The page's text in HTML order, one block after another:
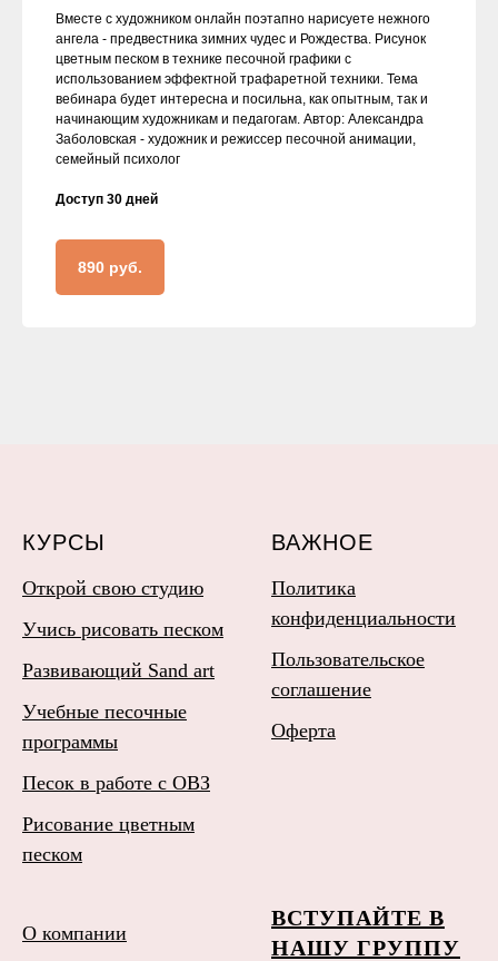
Вместе с художником онлайн поэтапно нарисуете нежного
ангела - предвестника зимних чудес и Рождества. Рисунок
цветным песком в технике песочной графики с
использованием эффектной трафаретной техники. Тема
вебинара будет интересна и посильна, как опытным, так и
начинающим художникам и педагогам. Автор: Александра
Заболовская - художник и режиссер песочной анимации,
семейный психолог
Доступ 30 дней
890 руб.
КУРСЫ
Открой свою студию
Учись рисовать песком
Развивающий Sand art
Учебные песочные
программы
Песок в работе с ОВЗ
Рисование цветным
песком
ВАЖНОЕ
Политика
конфиденциальности
Пользовательское
соглашение
Оферта
О компании
ВСТУПАЙТЕ В
НАШУ ГРУППУ